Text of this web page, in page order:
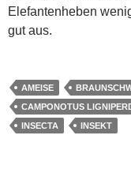
Elefantenheben
gut aus.
AMEISE
CAMPONOTUS
INSECTA
INSEKT